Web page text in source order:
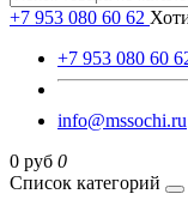
+7 953 080 60 62
+7 953 080 60
info@mssochi.ru
0 руб 0
Список категорий